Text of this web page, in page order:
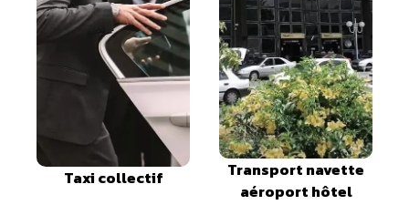
Taxi collectif
Transport navette
aéroport hôtel